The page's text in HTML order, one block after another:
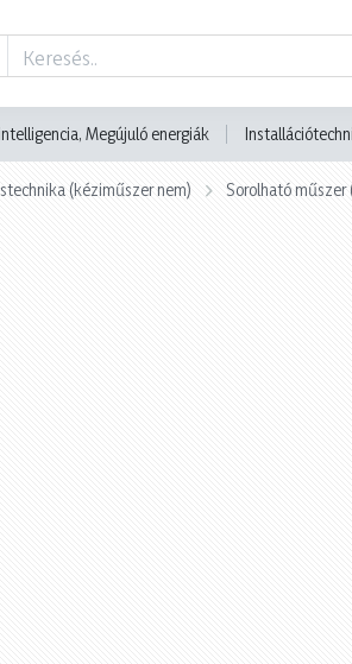
Megújuló energiák
(kéziműszer nem) Sorolható műszer